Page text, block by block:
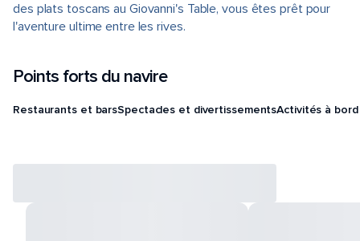
des plats toscans au Giovanni's Table, vous êtes prêt pour
l'aventure ultime entre les rives.
Points forts du navire
Restaurants et barsSpectacles et divertissementsActivités à bord